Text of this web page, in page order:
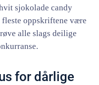
sjokolade candy
oppskriftene være
alle slags deilige
for dårlige